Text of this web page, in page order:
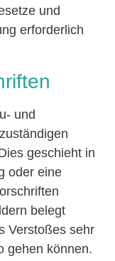
und
erforderlich
und
geschieht in
oder eine
belegt
Verstoßes sehr
gehen können.